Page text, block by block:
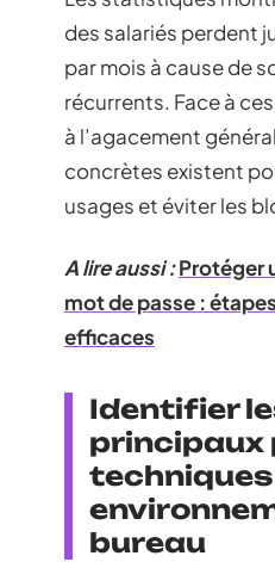
des salariés perdent
par mois à cause de
récurrents. Face à
à l’agacement
concrètes existent
usages et éviter les
A lire aussi :Protéger
mot de passe :
efficaces
Identifier
principaux
techniques
bureau